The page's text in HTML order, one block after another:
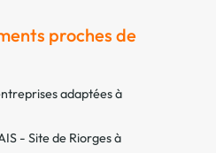
proches de
adaptées à
- Site de Riorges à